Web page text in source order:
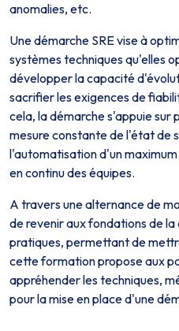
anomalies, etc.
Une démarche SRE vise à
systèmes techniques qu'elles
développer la capacité
sacrifier les exigences de
cela, la démarche s'appuie sur
mesure constante de l'état de
l'automatisation d'un
en continu des équipes.
A travers une alternance de
de revenir aux fondations de
pratiques, permettant de
cette formation propose aux
appréhender les techniques,
pour la mise en place d'une